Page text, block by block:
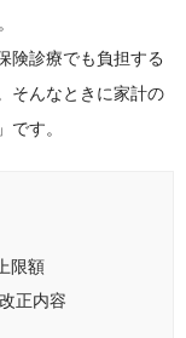
険診療でも負担する
そんなときに家計の
す。
限額
正内容